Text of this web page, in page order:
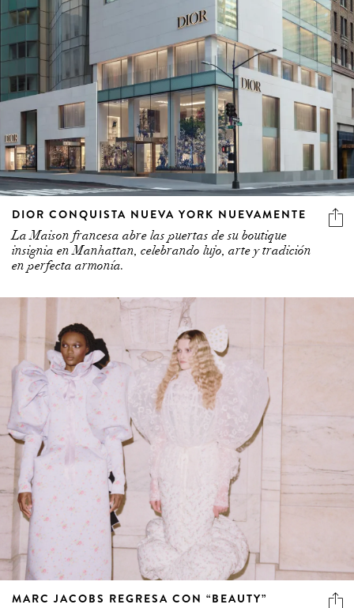
DIOR CONQUISTA NUEVA YORK NUEVAMENTE
La Maison francesa abre las puertas de su boutique
insignia en Manhattan, celebrando lujo, arte y tradición
en perfecta armonía.
MARC JACOBS REGRESA CON “BEAUTY”